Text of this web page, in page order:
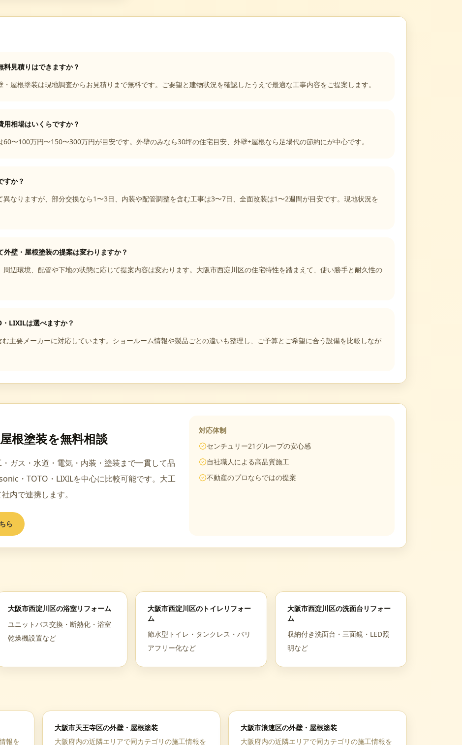
見積りはできますか？
屋根塗装は現地調査からお見積りまで無料です。ご要望と建物状況を確認したうえで最適な工事内容をご提案します。
相場はいくらですか？
〜100万円〜150〜300万円が目安です。外壁のみなら30坪の住宅目安、外壁+屋根なら足場代の節約にが中心です。
すか？
なりますが、部分交換なら1〜3日、内装や配管調整を含む工事は3〜7日、全面改装は1〜2週間が目安です。現地状況を
壁・屋根塗装の提案は変わりますか？
辺環境、配管や下地の状態に応じて提案内容は変わります。大阪市西淀川区の住宅特性を踏まえて、使い勝手と耐久性の
LIXILは選べますか？
主要メーカーに対応しています。ショールーム情報や製品ごとの違いも整理し、ご予算とご希望に合う設備を比較しなが
根塗装を無料相談
ガス・水道・電気・内装・塗装まで一貫して品
・TOTO・LIXILを中心に比較可能です。 大工
内で連携します。
ら
対応体制
センチュリー21グループの安心感
自社職人による高品質施工
不動産のプロならではの提案
大阪市西淀川区の浴室リフォーム
ユニットバス交換・断熱化・浴室
乾燥機設置など
大阪市西淀川区の トイレリフォー
ム
節水型トイレ・タンクレス・バリ
アフリー化など
大阪市西淀川区の洗面台リフォー
ム
収納付き洗面台・三面鏡・LED照
明など
報を
大阪市天王寺区の外壁・屋根塗装
大阪府内の近隣エリアで同カテゴリの施工情報を
大阪市浪速区の外壁・屋根塗装
大阪府内の近隣エリアで同カテゴリの施工情報を